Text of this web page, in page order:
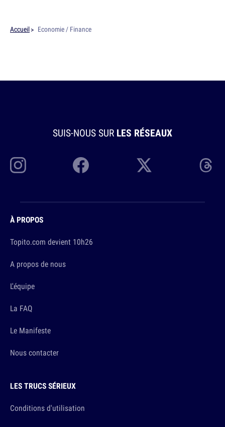
Accueil Economie / Finance
SUIS-NOUS SUR LES RÉSEAUX
À PROPOS
Topito.com devient 10h26
A propos de nous
L'équipe
La FAQ
Le Manifeste
Nous contacter
LES TRUCS SÉRIEUX
Conditions d'utilisation